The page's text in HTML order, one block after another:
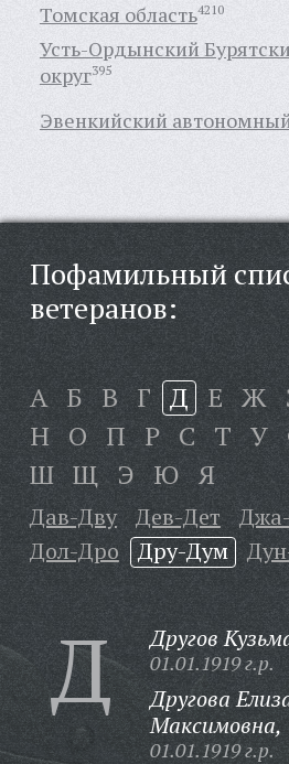
Томская область4210
Усть-Ордынский
округ395
Эвенкийский
Пофамильный
ветеранов:
А Б В Г Д Е Ж
Н О П Р С Т У
Ш Щ Э Ю Я
Дав-Дву Дев-Дет
Дол-Дро
Дру-Дум
Д Другов
01.01.1919 г.р.
Другова
Максимовна,
01.01.1919 г.р.